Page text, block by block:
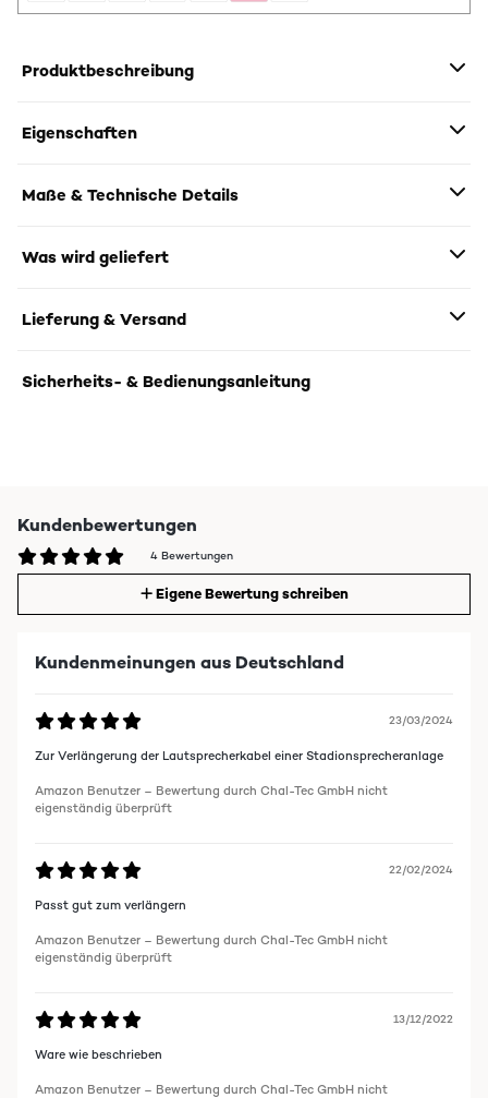
Produktbeschreibung
Eigenschaften
Maße & Technische Details
Was wird geliefert
Lieferung & Versand
Sicherheits- & Bedienungsanleitung
Kundenbewertungen
4 Bewertungen
Eigene Bewertung schreiben
Kundenmeinungen aus Deutschland
23/03/2024
Zur Verlängerung der Lautsprecherkabel einer Stadionsprecheranlage
Amazon Benutzer – Bewertung durch Chal-Tec GmbH nicht
eigenständig überprüft
22/02/2024
Passt gut zum verlängern
Amazon Benutzer – Bewertung durch Chal-Tec GmbH nicht
eigenständig überprüft
13/12/2022
Ware wie beschrieben
Amazon Benutzer – Bewertung durch Chal-Tec GmbH nicht